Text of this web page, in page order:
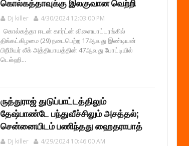
கொல்கத்தாவுக்கு இலகுவான வெற்றி
Dj killer 4/30/2024 12:03:00 PM
கொல்கத்தா ஈடன் கார்ட்ன் விளையாட்டரங்கில்
திங்கட்கிழமை (29) நடைபெற்ற 17ஆவது இண்டியன்
பிறீமியர் லீக் அத்தியாயத்தின் 47ஆவது போட்டியில்
டெல்ஹி...
ருத்துராஜ் துடுப்பாட்டத்திலும்
தேஷ்பாண்டே பந்துவீச்சிலும் அசத்தல்;
சென்னையிடம் பணிந்தது ஹைதராபாத்
Dj killer 4/29/2024 10:46:00 AM